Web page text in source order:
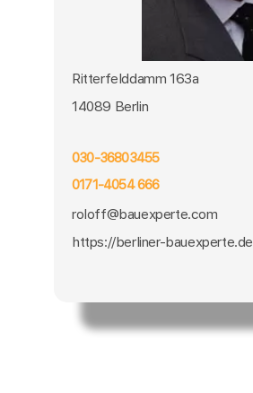
Ritterfelddamm 163a
14089 Berlin
030-36803455
0171-4054 666
roloff@bauexperte.com
https://berliner-bauexperte.de